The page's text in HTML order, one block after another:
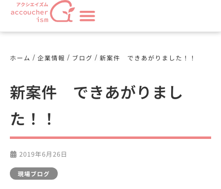
ホーム / 企業情報 / ブログ / 新案件 できあがりました！！
新案件 できあがりまし
た！！
2019年6月26日
現場ブログ